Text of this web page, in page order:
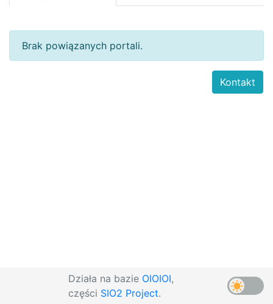
Brak powiązanych portali.
Działa na bazie OIOIOI,
części SIO2 Project.
Kontakt